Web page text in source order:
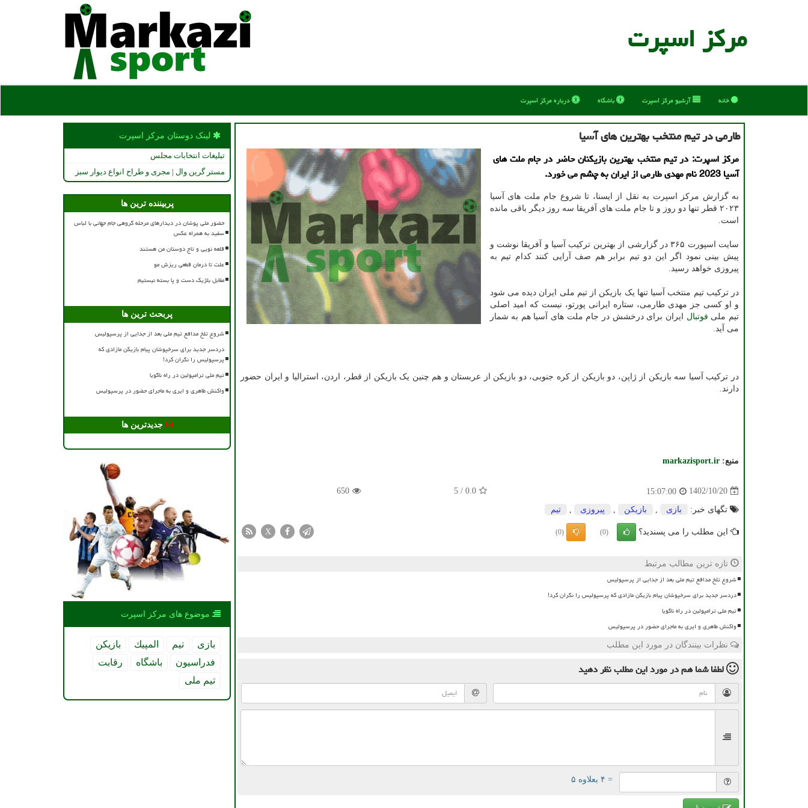
مركز اسپرت
خانه آرشیو مركز اسپرت باشگاه درباره مركز اسپرت
طارمی در تیم منتخب بهترین های آسیا
مرکز اسپرت: در تیم منتخب بهترین بازیکنان حاضر در جام ملت های
آسیا 2023 نام مهدی طارمی از ایران به چشم می خورد.
به گزارش مرکز اسپرت به نقل از ایسنا، تا شروع جام ملت های آسیا
۲۰۲۳ قطر تنها دو روز و تا جام ملت های آفریقا سه روز دیگر باقی مانده
است.
سایت اسپورت ۳۶۵ در گزارشی از بهترین ترکیب آسیا و آفریقا نوشت و
پیش بینی نمود اگر این دو تیم برابر هم صف آرایی کنند کدام تیم به
پیروزی خواهد رسید.
در ترکیب تیم منتخب آسیا تنها یک بازیکن از تیم ملی ایران دیده می شود
و او کسی جز مهدی طارمی، ستاره ایرانی پورتو، نیست که امید اصلی
تیم ملی فوتبال ایران برای درخشش در جام ملت های آسیا هم به شمار
می آید.
در ترکیب آسیا سه بازیکن از ژاپن، دو بازیکن از کره جنوبی، دو بازیکن از عربستان و هم چنین یک بازیکن از قطر، اردن، استرالیا و ایران حضور
دارند.
منبع: markazisport.ir
1402/10/20
15:07:00
0.0
/
5
650
تگهای خبر: بازی بازیكن پیروزی تیم
این مطلب را می پسندید؟ (0)
(0)
X
تازه ترین مطالب مرتبط
شروع تلخ مدافع تیم ملی بعد از جدایی از پرسپولیس
دردسر جدید برای سرخپوشان پیام بازیکن مازادی که پرسپولیس را نگران کرد!
تیم ملی ترامپولین در راه ناگویا
واکنش طاهری و ایری به ماجرای حضور در پرسپولیس
نظرات بینندگان در مورد این مطلب
لطفا شما همدر مورد این مطلبنظر دهید
= ۴ بعلاوه ۵
لینک دوستان مركز اسپرت
تبلیغات انتخابات مجلس
مستر گرین وال | مجری و طراح انواع دیوار سبز
پربیننده ترین ها
حضور ملی پوشان در دیدارهای مرحله گروهی جام جهانی با لباس
سفید به همراه عکس
قلعه نویی و تاج دوستان من هستند
علت تا درمان قطعی ریزش مو
مقابل بلژیک دست و پا بسته نیستیم
پربحث ترین ها
شروع تلخ مدافع تیم ملی بعد از جدایی از پرسپولیس
دردسر جدید برای سرخپوشان پیام بازیکن مازادی که
پرسپولیس را نگران کرد!
تیم ملی ترامپولین در راه ناگویا
واکنش طاهری و ایری به ماجرای حضور در پرسپولیس
جدیدترین ها
موضوع های مركز اسپرت
بازی تیم المپیك
بازیكن
فدراسیون
باشگاه
رقابت
تیم ملی